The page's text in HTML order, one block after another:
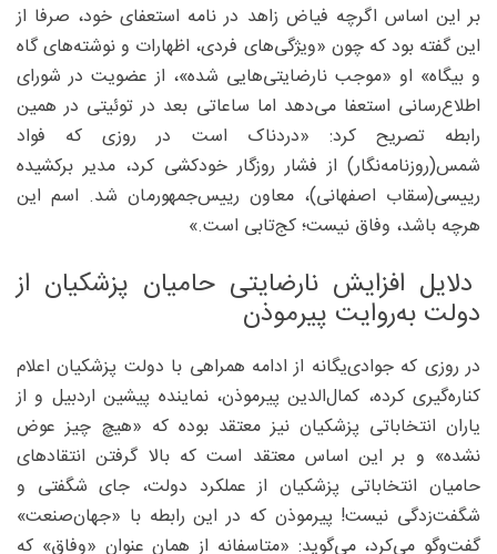
بر این اساس اگرچه فیاض زاهد در نامه استعفای خود، صرفا از
این گفته بود که چون «ویژگی‌های فردی، اظهارات و نوشته‌های گاه
و‌ بیگاه» او «موجب نارضایتی‌هایی شده»، از عضویت در شورای
اطلاع‌رسانی استعفا می‌دهد اما ساعاتی بعد در توئیتی در همین
رابطه تصریح کرد: «دردناک است در روزی که فواد
شمس(روزنامه‌نگار) از فشار روزگار خودکشی کرد، مدیر برکشیده
رییسی(سقاب اصفهانی)، معاون رییس‌جمهورمان شد. اسم این
هرچه باشد، وفاق نیست؛ کج‌تابی است.»
دلایل افزایش نارضایتی حامیان پزشکیان از
دولت به‌روایت پیرموذن
در روزی که جوادی‌یگانه از ادامه همراهی با دولت پزشکیان اعلام
کناره‌گیری کرده، کمال‌الدین پیرموذن، نماینده پیشین اردبیل و از
یاران انتخاباتی پزشکیان نیز معتقد بوده که «هیچ چیز عوض
نشده» و بر این اساس معتقد است که بالا گرفتن انتقادهای
حامیان انتخاباتی پزشکیان از عملکرد دولت، جای شگفتی و
شگفت‌زدگی نیست! پیرموذن که در این رابطه با «جهان‌صنعت»
گفت‌وگو می‌کرد، می‌گوید: «متاسفانه از همان عنوان «وفاق» که